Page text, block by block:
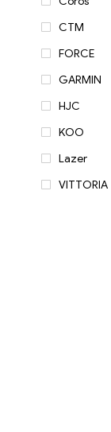
CTM
FORCE
GARMIN
HJC
KOO
Lazer
VITTORIA